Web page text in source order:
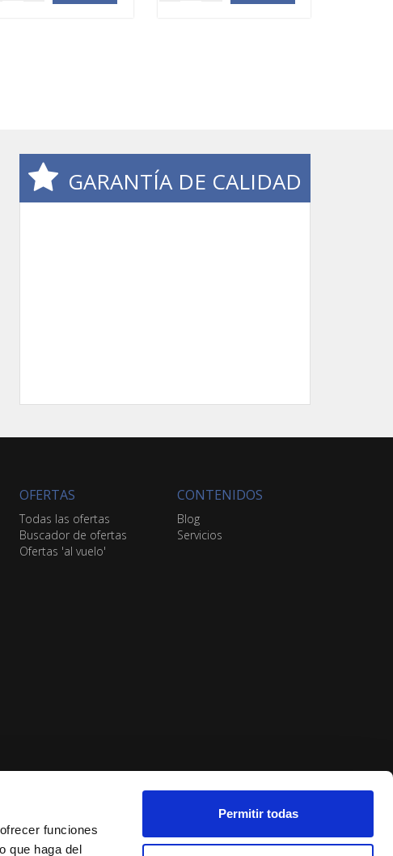
funciones
que haga del
Permitir todas
GARANTÍA DE CALIDAD
OFERTAS
Todas las ofertas
Buscador de ofertas
Ofertas 'al vuelo'
CONTENIDOS
Blog
Servicios